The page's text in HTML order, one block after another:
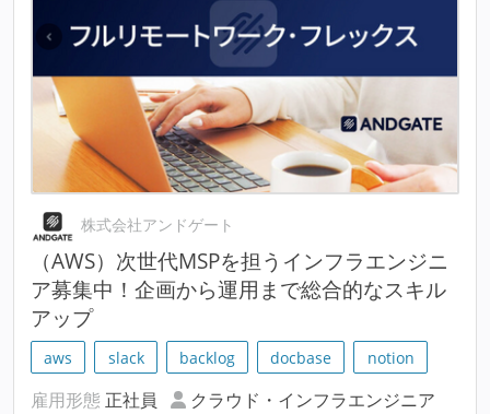
株式会社アンドゲート
（AWS）次世代MSPを担うインフラエンジニ
ア募集中！企画から運用まで総合的なスキル
アップ
aws slack backlog docbase notion
雇用形態 正社員
クラウド・インフラエンジニア